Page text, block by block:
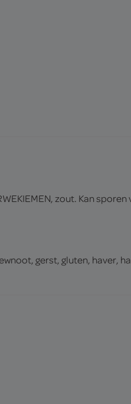
zout. Kan
gerst, gluten, haver,